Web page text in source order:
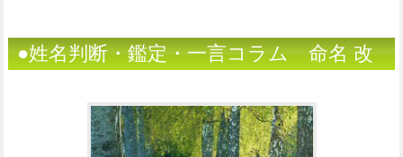
●姓名判断・鑑定・一言コラム 命名 改